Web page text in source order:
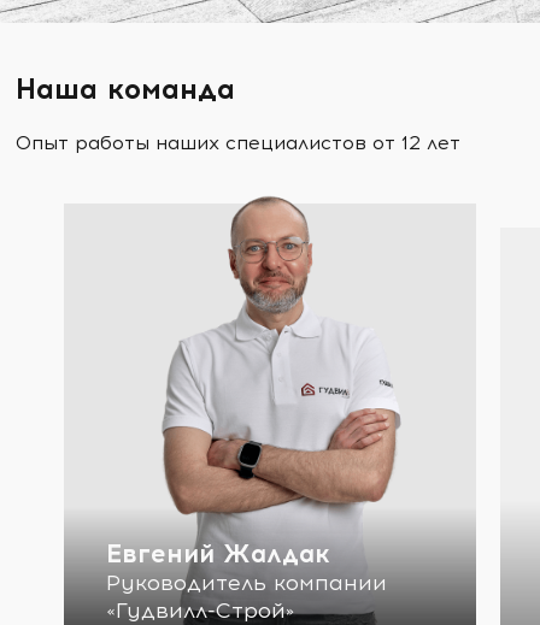
Наша команда
Опыт работы наших специалистов от 12 лет
Евгений Жалдак
Руководитель компании
«Гудвилл-Строй»